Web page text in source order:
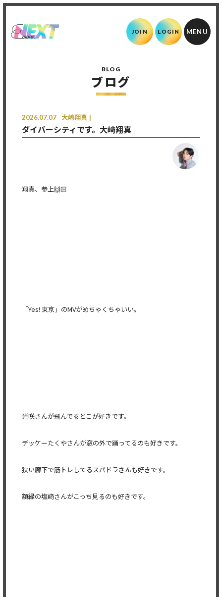
JOIN LOGIN
BLOG
ブログ
2026.07.07 大﨑翔真
ダイバーシティです。大﨑翔真
翔真、参上🙌🏻
「Yes! 東京」のMVがめちゃくちゃいい。
光咲さんが飛んでるとこが好きです。
デッケーたくやさんが窓の外で踊ってるのも好きです。
狭い廊下で筋トレしてるスパドラさんも好きです。
額縁の塩﨑さんがこっち見るのも好きです。